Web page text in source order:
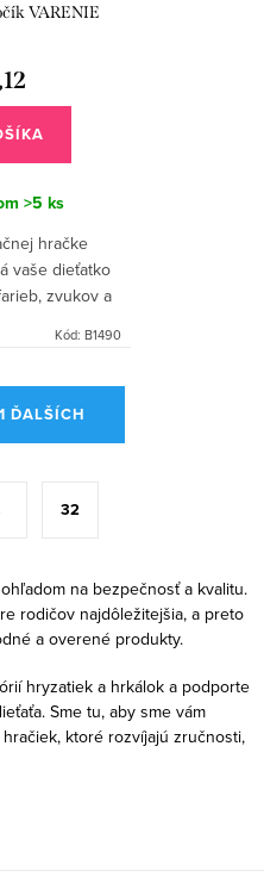
VARENIE
>5 ks
hračke
vaše dieťatko
zvukov a
alebo
Kód: B1490
ĎALŠÍCH
32
na bezpečnosť a kvalitu.
rodičov najdôležitejšia, a preto
a overené produkty.
hryzatiek a hrkálok a podporte
Sme tu, aby sme vám
ktoré rozvíjajú zručnosti,